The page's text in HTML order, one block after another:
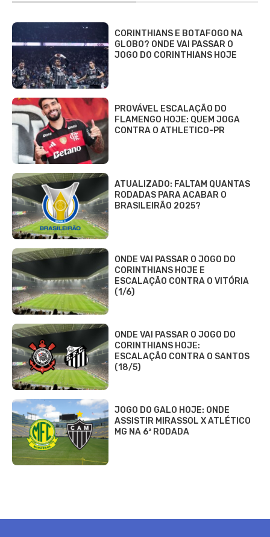
CORINTHIANS E BOTAFOGO NA
GLOBO? ONDE VAI PASSAR O
JOGO DO CORINTHIANS HOJE
PROVÁVEL ESCALAÇÃO DO
FLAMENGO HOJE: QUEM JOGA
CONTRA O ATHLETICO-PR
ATUALIZADO: FALTAM QUANTAS
RODADAS PARA ACABAR O
BRASILEIRÃO 2025?
ONDE VAI PASSAR O JOGO DO
CORINTHIANS HOJE E
ESCALAÇÃO CONTRA O VITÓRIA
(1/6)
ONDE VAI PASSAR O JOGO DO
CORINTHIANS HOJE:
ESCALAÇÃO CONTRA O SANTOS
(18/5)
JOGO DO GALO HOJE: ONDE
ASSISTIR MIRASSOL X ATLÉTICO
MG NA 6ª RODADA